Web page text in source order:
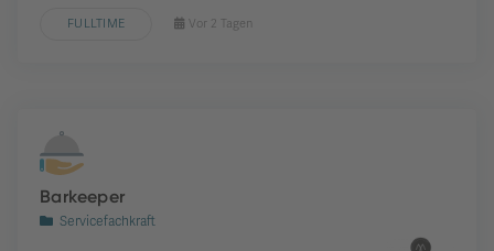
FULLTIME Vor 2 Tagen
Barkeeper
Servicefachkraft